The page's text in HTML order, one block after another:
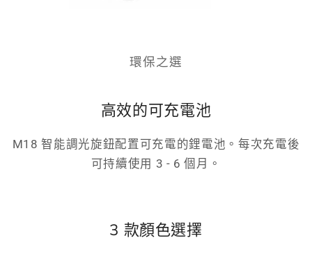
環保之選
高效的可充電池
M18 智能調光旋鈕配置可充電的鋰電池。每次充電後
可持續使用 3 - 6 個月。
3 款顏色選擇